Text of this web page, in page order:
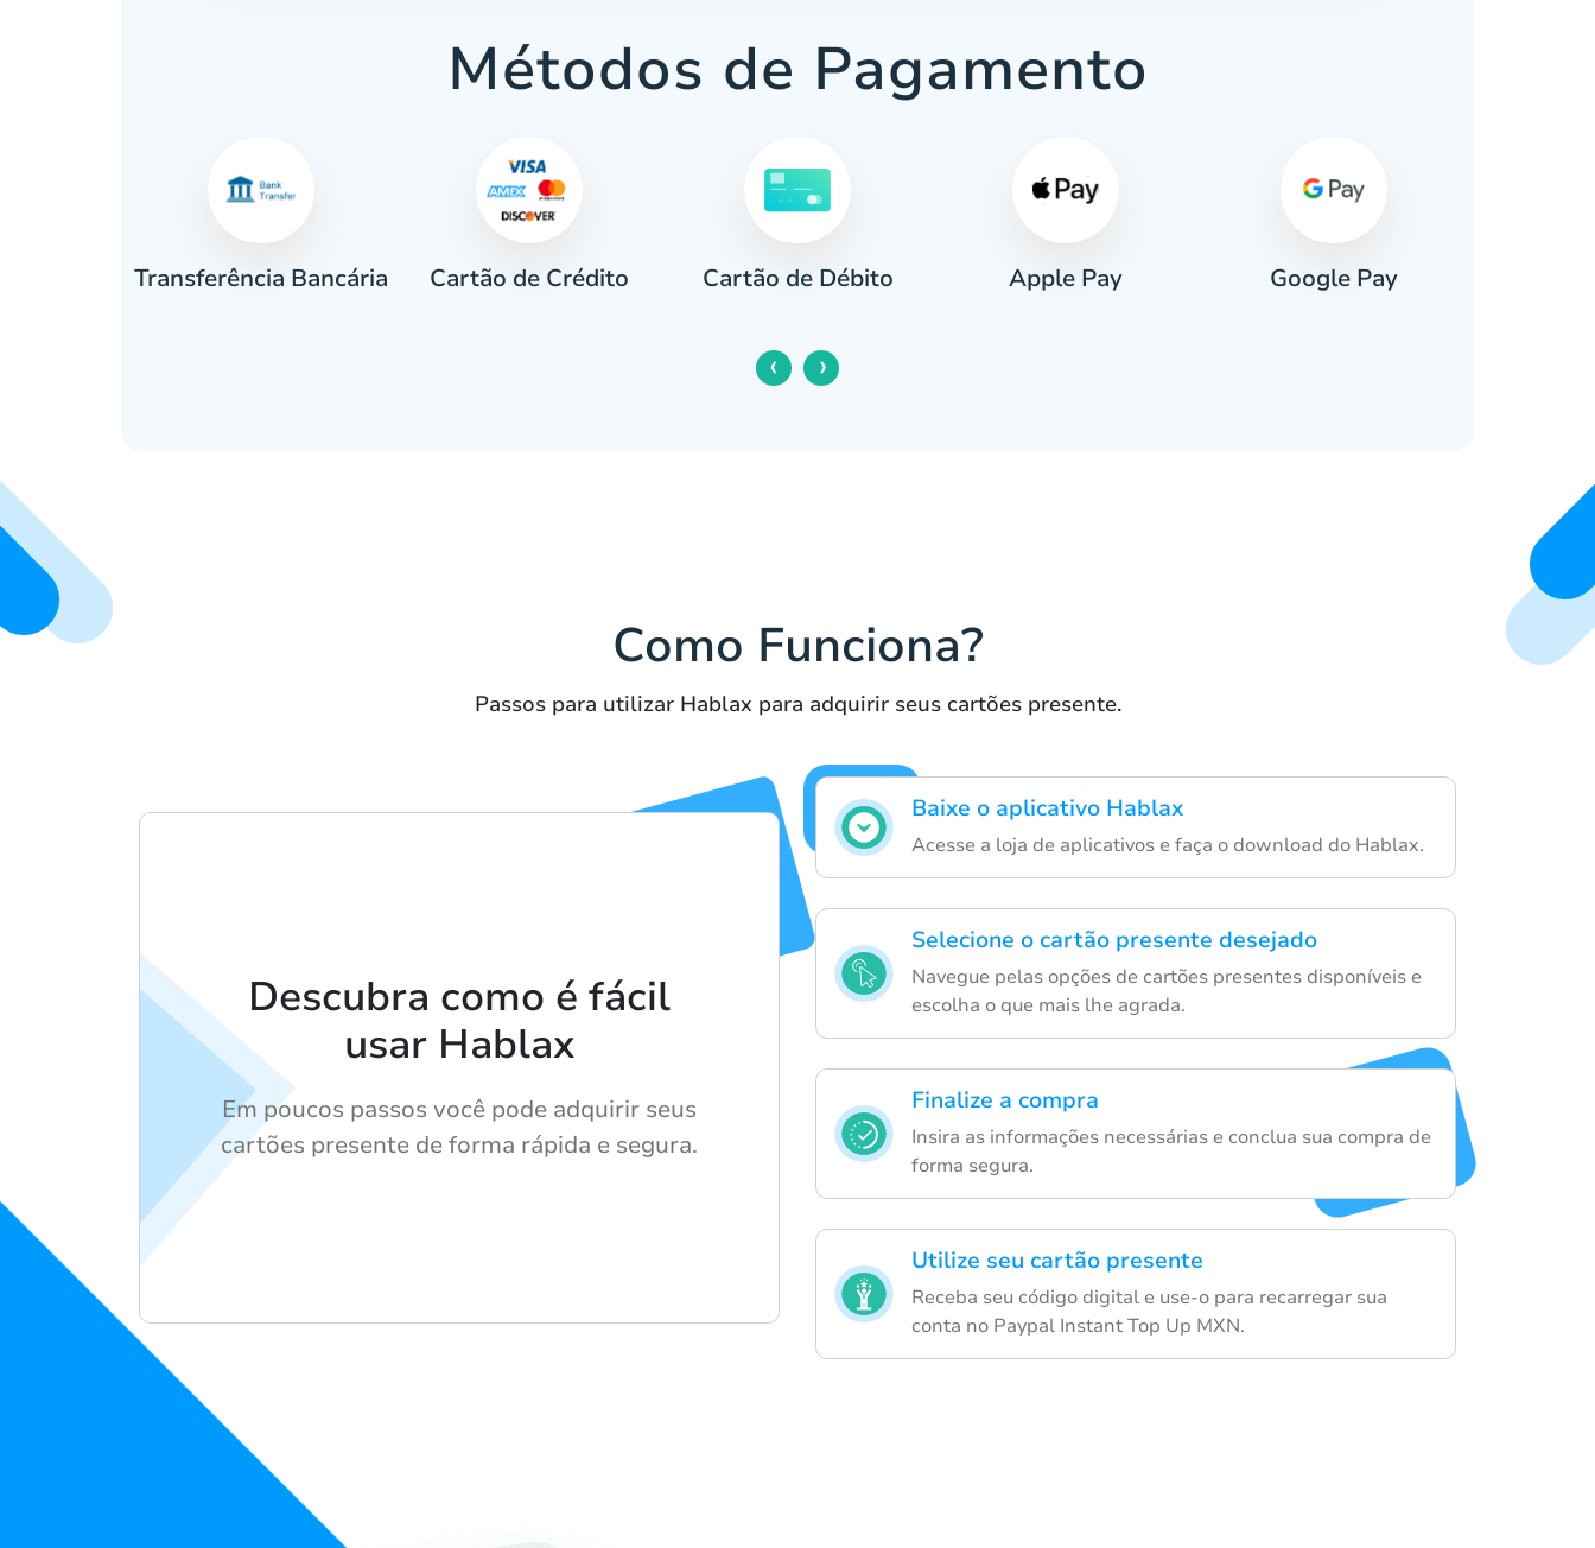
Métodos de Pagamento
Transferência Bancária Cartão de Crédito Cartão de Débito Apple Pay Google Pay
‹ ›
Como Funciona?
Passos para utilizar Hablax para adquirir seus cartões presente.
Baixe o aplicativo Hablax
Acesse a loja de aplicativos e faça o download do Hablax.
Selecione o cartão presente desejado
Navegue pelas opções de cartões presentes disponíveis e
escolha o que mais lhe agrada.
Finalize a compra
Insira as informações necessárias e conclua sua compra de
forma segura.
Utilize seu cartão presente
Receba seu código digital e use-o para recarregar sua
conta no Paypal Instant Top Up MXN.
Descubra como é fácil
usar Hablax
Em poucos passos você pode adquirir seus
cartões presente de forma rápida e segura.